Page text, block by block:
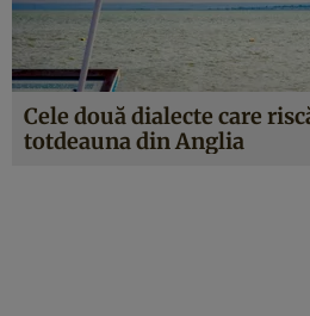
Cele două dialecte care
totdeauna din Anglia